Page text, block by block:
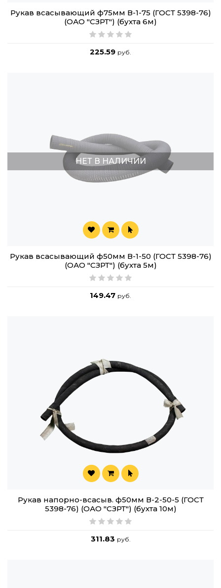
Рукав всасывающий ф75мм В-1-75 (ГОСТ 5398-76)
(ОАО "СЗРТ") (бухта 6м)
225.59 руб.
НЕТ В НАЛИЧИИ
Рукав всасывающий ф50мм В-1-50 (ГОСТ 5398-76)
(ОАО "СЗРТ") (бухта 5м)
149.47 руб.
Рукав напорно-всасыв. ф50мм В-2-50-5 (ГОСТ
5398-76) (ОАО "СЗРТ") (бухта 10м)
311.83 руб.